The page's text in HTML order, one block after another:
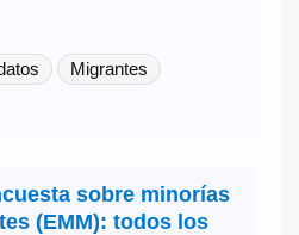
Migrantes
sobre minorías
(EMM): todos los